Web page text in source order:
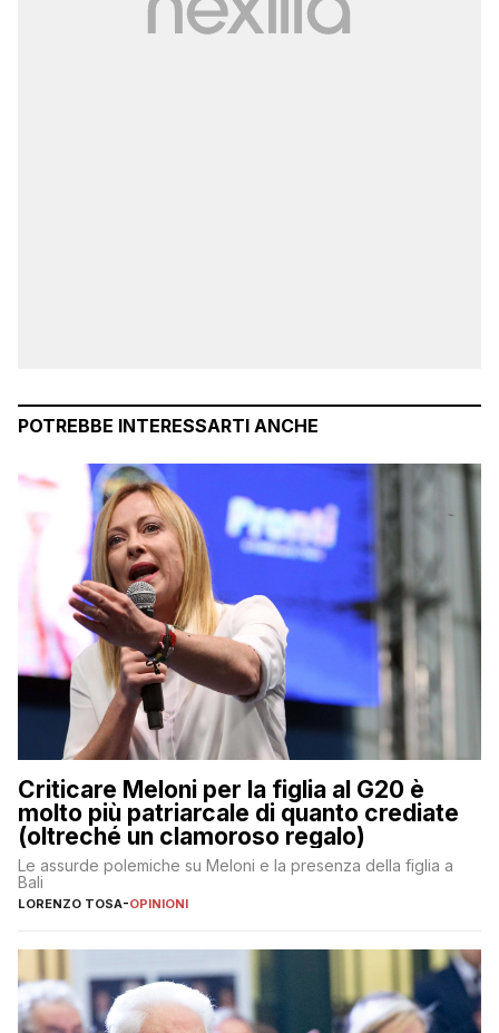
POTREBBE INTERESSARTI ANCHE
Criticare Meloni per la figlia al G20 è
molto più patriarcale di quanto crediate
(oltreché un clamoroso regalo)
Le assurde polemiche su Meloni e la presenza della figlia a
Bali
LORENZO TOSA-OPINIONI